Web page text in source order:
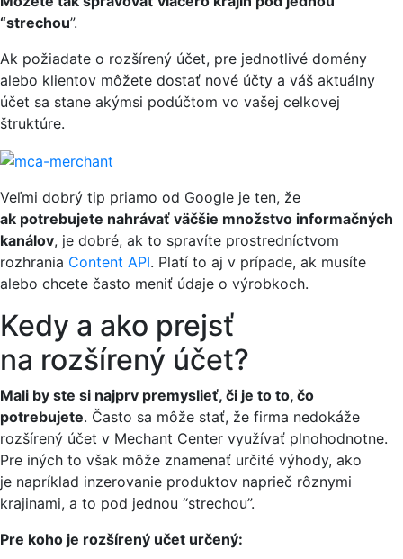
“strechou”.
Ak požiadate o rozšírený účet, pre jednotlivé domény
alebo klientov môžete dostať nové účty a váš aktuálny
účet sa stane akýmsi podúčtom vo vašej celkovej
štruktúre.
Veľmi dobrý tip priamo od Google je ten, že
ak potrebujete nahrávať väčšie množstvo informačných
kanálov, je dobré, ak to spravíte prostredníctvom
rozhrania Content API. Platí to aj v prípade, ak musíte
alebo chcete často meniť údaje o výrobkoch.
Kedy a ako prejsť
na rozšírený účet?
Mali by ste si najprv premyslieť, či je to to, čo
potrebujete. Často sa môže stať, že firma nedokáže
rozšírený účet v Mechant Center využívať plnohodnotne.
Pre iných to však môže znamenať určité výhody, ako
je napríklad inzerovanie produktov naprieč rôznymi
krajinami, a to pod jednou “strechou”.
Pre koho je rozšírený učet určený: